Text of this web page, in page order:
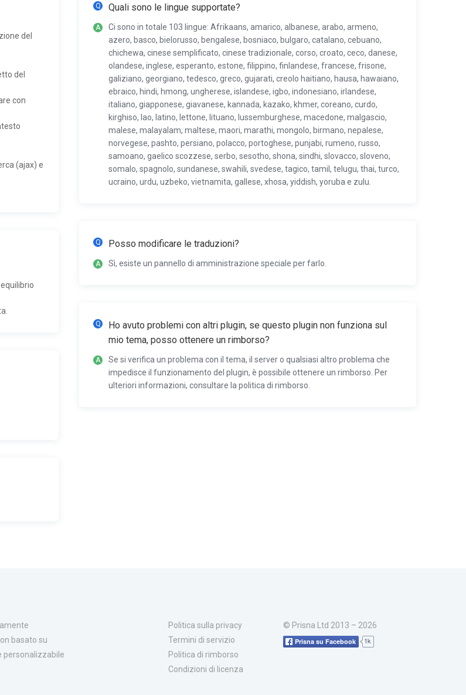
del
del
con
(ajax) e
Quali sono le lingue supportate?
Ci sono in totale 103 lingue: Afrikaans, amarico, albanese, arabo, armeno,
azero, basco, bielorusso, bengalese, bosniaco, bulgaro, catalano, cebuano,
chichewa, cinese semplificato, cinese tradizionale, corso, croato, ceco, danese,
olandese, inglese, esperanto, estone, filippino, finlandese, francese, frisone,
galiziano, georgiano, tedesco, greco, gujarati, creolo haitiano, hausa, hawaiano,
ebraico, hindi, hmong, ungherese, islandese, igbo, indonesiano, irlandese,
italiano, giapponese, giavanese, kannada, kazako, khmer, coreano, curdo,
kirghiso, lao, latino, lettone, lituano, lussemburghese, macedone, malgascio,
malese, malayalam, maltese, maori, marathi, mongolo, birmano, nepalese,
norvegese, pashto, persiano, polacco, portoghese, punjabi, rumeno, russo,
samoano, gaelico scozzese, serbo, sesotho, shona, sindhi, slovacco, sloveno,
somalo, spagnolo, sundanese, swahili, svedese, tagico, tamil, telugu, thai, turco,
ucraino, urdu, uzbeko, vietnamita, gallese, xhosa, yiddish, yoruba e zulu.
Posso modificare le traduzioni?
Sì, esiste un pannello di amministrazione speciale per farlo.
Ho avuto problemi con altri plugin, se questo plugin non funziona sul
mio tema, posso ottenere un rimborso?
Se si verifica un problema con il tema, il server o qualsiasi altro problema che
impedisce il funzionamento del plugin, è possibile ottenere un rimborso. Per
ulteriori informazioni, consultare la politica di rimborso.
basato su
personalizzabile
Politica sulla privacy
Termini di servizio
Politica di rimborso
Condizioni di licenza
© Prisna Ltd 2013 – 2026
Prisna su Facebook 1k